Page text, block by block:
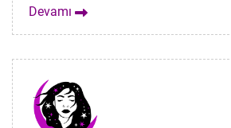
Devamı